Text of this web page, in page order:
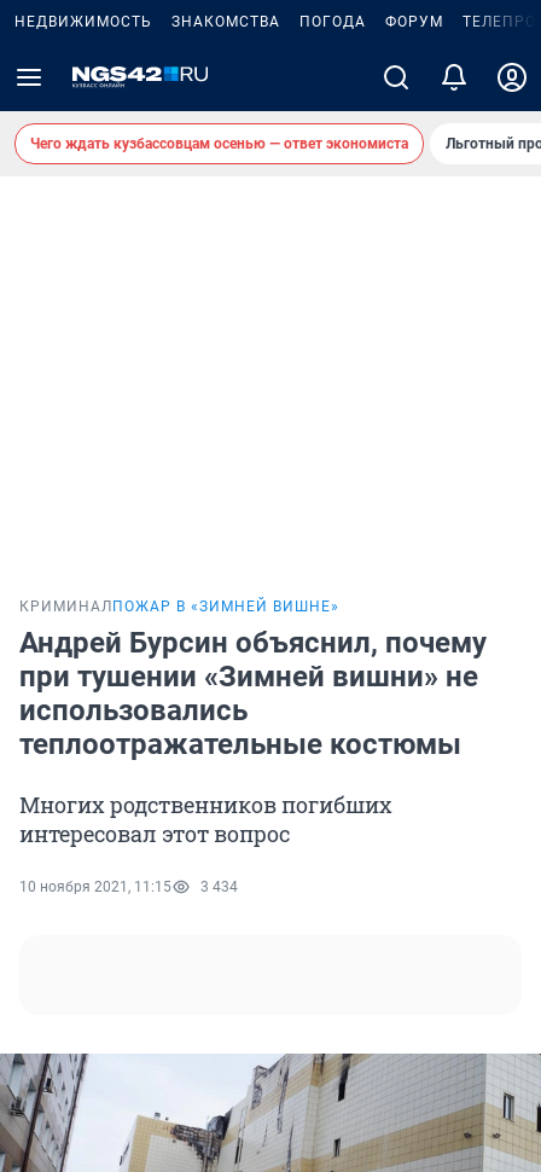
НЕДВИЖИМОСТЬ ЗНАКОМСТВА ПОГОДА ФОРУМ
Чего ждать кузбассовцам осенью — ответ экономиста Льготный
КРИМИНАЛ ПОЖАР В «ЗИМНЕЙ ВИШНЕ»
Андрей Бурсин объяснил, почему
при тушении «Зимней вишни» не
использовались
теплоотражательные костюмы
Многих родственников погибших
интересовал этот вопрос
10 ноября 2021, 11:15 3 434